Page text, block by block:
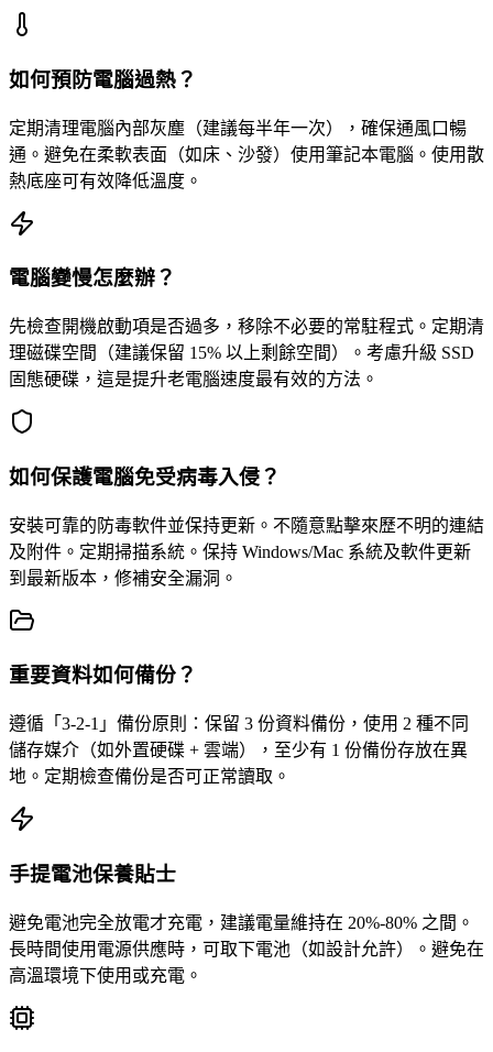
如何預防電腦過熱？
定期清理電腦內部灰塵（建議每半年一次），確保通風口暢
通。避免在柔軟表面（如床、沙發）使用筆記本電腦。使用散
熱底座可有效降低溫度。
電腦變慢怎麼辦？
先檢查開機啟動項是否過多，移除不必要的常駐程式。定期清
理磁碟空間（建議保留 15% 以上剩餘空間）。考慮升級 SSD
固態硬碟，這是提升老電腦速度最有效的方法。
如何保護電腦免受病毒入侵？
安裝可靠的防毒軟件並保持更新。不隨意點擊來歷不明的連結
及附件。定期掃描系統。保持 Windows/Mac 系統及軟件更新
到最新版本，修補安全漏洞。
重要資料如何備份？
遵循「3-2-1」備份原則：保留 3 份資料備份，使用 2 種不同
儲存媒介（如外置硬碟 + 雲端），至少有 1 份備份存放在異
地。定期檢查備份是否可正常讀取。
手提電池保養貼士
避免電池完全放電才充電，建議電量維持在 20%-80% 之間。
長時間使用電源供應時，可取下電池（如設計允許）。避免在
高溫環境下使用或充電。